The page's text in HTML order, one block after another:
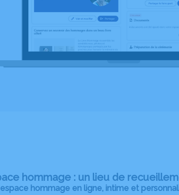
hommage : un lieu de
hommage en ligne, intime et